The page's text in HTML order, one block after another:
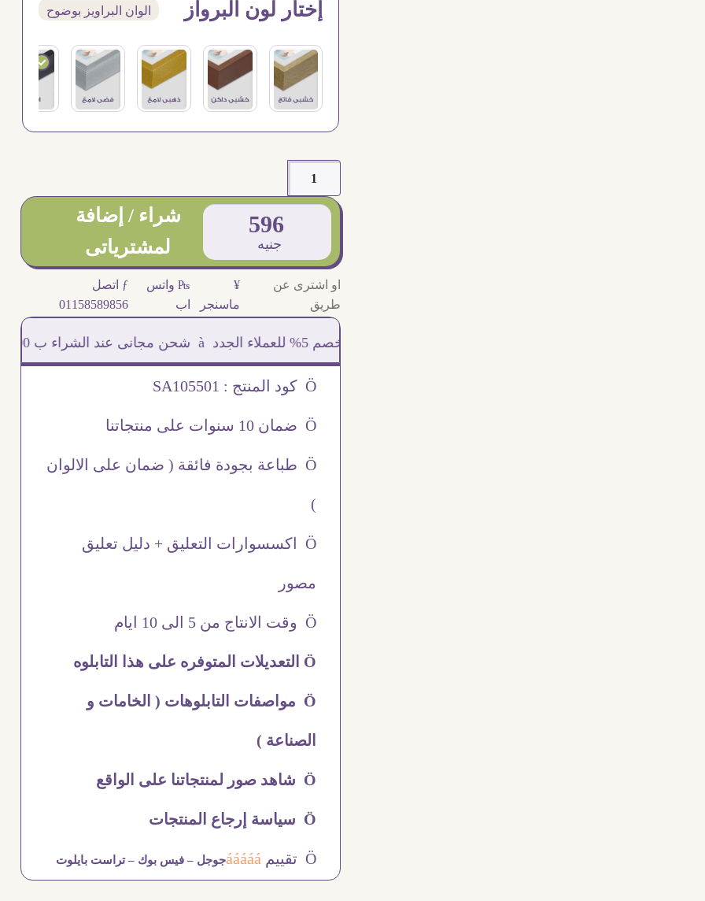
إختار لون البرواز الوان البراويز بوضوح
596
جنيه
شراء / إضافة
لمشترياتى
او اشترى عن
طريق
¥
ماسنجر
₧ واتس
اب
ƒ اتصل
01158589856
Ö كود المنتج : SA105501
Ö ضمان 10 سنوات على منتجاتنا
Ö طباعة بجودة فائقة ( ضمان على الالوان
)
Ö اكسسوارات التعليق + دليل تعليق
مصور
Ö وقت الانتاج من 5 الى 10 ايام
Ö التعديلات المتوفره على هذا التابلوه
Ö مواصفات التابلوهات ( الخامات و
الصناعة )
Ö شاهد صور لمنتجاتنا على الواقع
Ö سياسة إرجاع المنتجات
Ö تقييم áááááجوجل – فيس بوك –تراست بايلوت